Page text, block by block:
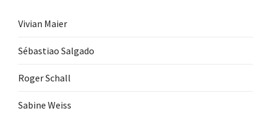
Vivian Maier
Sébastiao Salgado
Roger Schall
Sabine Weiss